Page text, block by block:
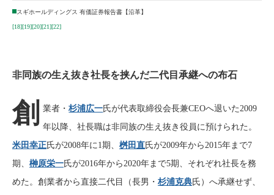
スギホールディングス 有価証券報告書【沿革】
[18][19][20][21][22]
非同族の生え抜き社長を挟んだ二代目承継への布石
創 業者・杉浦広一氏が代表取締役会長兼CEOへ退いた2009
年以降、社長職は非同族の生え抜き役員に預けられた。
米田幸正氏が2008年に1期、 桝田直氏が2009年から2015年まで7
期、 榊原栄一氏が2016年から2020年まで5期、それぞれ社長を務
めた。創業者から直接二代目（長男・ 杉浦克典氏）へ承継せず、